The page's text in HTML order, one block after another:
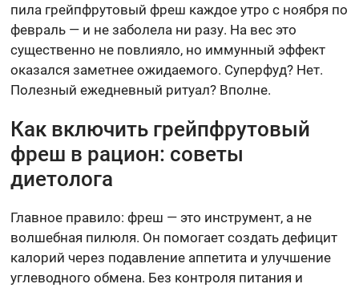
пила грейпфрутовый фреш каждое утро с ноября по
февраль — и не заболела ни разу. На вес это
существенно не повлияло, но иммунный эффект
оказался заметнее ожидаемого. Суперфуд? Нет.
Полезный ежедневный ритуал? Вполне.
Как включить грейпфрутовый
фреш в рацион: советы
диетолога
Главное правило: фреш — это инструмент, а не
волшебная пилюля. Он помогает создать дефицит
калорий через подавление аппетита и улучшение
углеводного обмена. Без контроля питания и